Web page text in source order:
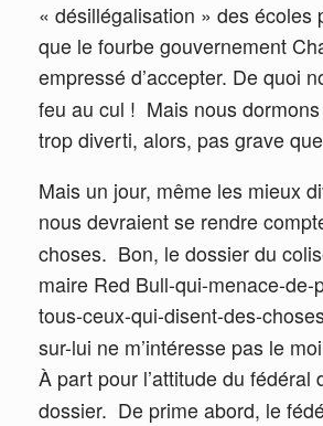
« désillégalisation » des écoles
que le fourbe gouvernement
empressé d’accepter. De quoi
feu au cul ! Mais nous
trop diverti, alors, pas grave
Mais un jour, même les mieux
nous devraient se rendre
choses. Bon, le dossier du
maire Red Bull-qui-menace-de-
tous-ceux-qui-disent-des-
sur-lui ne m’intéresse pas le
À part pour l’attitude du fédéral
dossier. De prime abord, le